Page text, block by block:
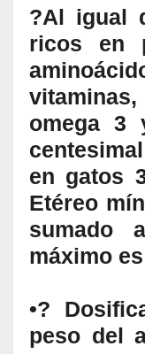
?Al igual
ricos en
omega 3
en gatos
Etéreo
sumado
máximo
•?
peso del